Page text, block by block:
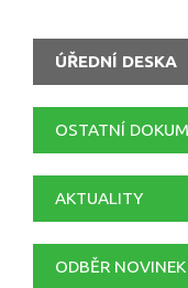
ÚŘEDNÍ DESKA
OSTATNÍ
AKTUALITY
ODBĚR NOVINEK